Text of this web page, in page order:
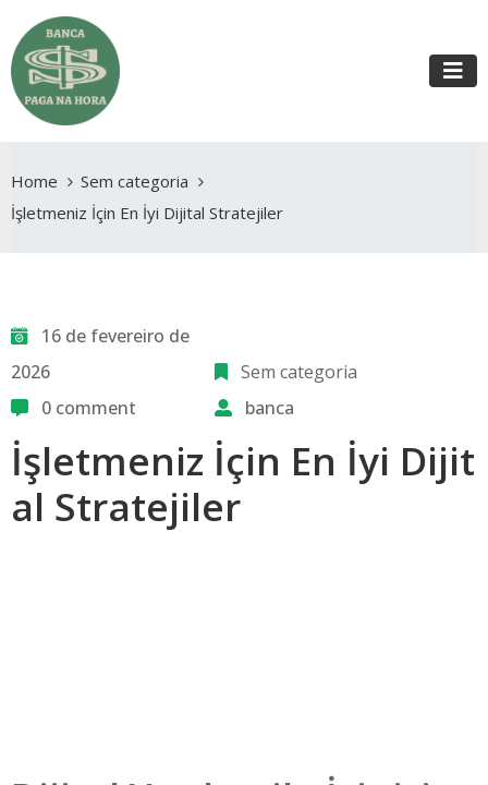
Home
Sem categoria
İşletmeniz İçin En İyi Dijital Stratejiler
16 de fevereiro de
2026
Sem categoria
0 comment
banca
İşletmeniz İçin En İyi Dijit
al Stratejiler